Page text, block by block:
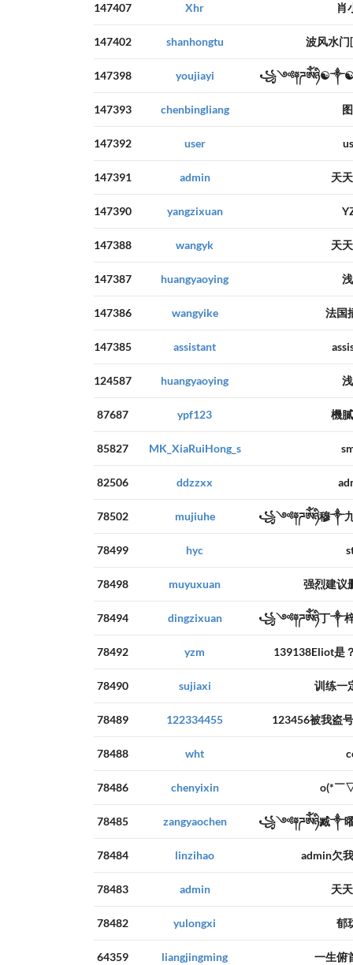
147407 Xhr 肖
147402 shanhongtu 波风水门
147398 youjiayi
147393 chenbingliang
147392 user
147391 admin 天
147390 yangzixuan
147388 wangyk 天
147387 huangyaoying
147386 wangyike 法国
147385 assistant
124587 huangyaoying
87687 ypf123 機
85827 MK_XiaRuiHong_s
82506 ddzzxx
78502 mujiuhe ꧁༺༈ཌༀཉི穆༒
78499 hyc
78498 muyuxuan 强烈建议
78494 dingzixuan ꧁༺༈ཌༀཉི丁༒
78492 yzm 139138Eliot是
78490 sujiaxi 训练一
78489 122334455 123456被我盗
78488 wht
78486 chenyixin o(*￣
78485 zangyaochen ꧁༺༈ཌༀཉི臧༒
78484 linzihao admin欠
78483 admin 天
78482 yulongxi 郁
64359 liangjingming 一生俯